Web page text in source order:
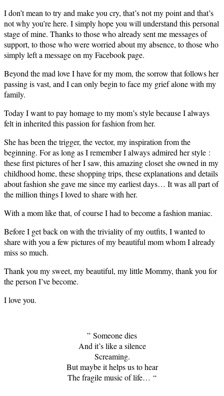
I don’t mean to try and make you cry, that’s not my point and that’s
not why you’re here. I simply hope you will understand this personal
stage of mine. Thanks to those who already sent me messages of
support, to those who were worried about my absence, to those who
simply left a message on my Facebook page.
Beyond the mad love I have for my mom, the sorrow that follows her
passing is vast, and I can only begin to face my grief alone with my
family.
Today I want to pay homage to my mom’s style because I always
felt in inherited this passion for fashion from her.
She has been the trigger, the vector, my inspiration from the
beginning. For as long as I remember I always admired her style :
these first pictures of her I saw, this amazing closet she owned in my
childhood home, these shopping trips, these explanations and details
about fashion she gave me since my earliest days… It was all part of
the million things I loved to share with her.
With a mom like that, of course I had to become a fashion maniac.
Before I get back on with the triviality of my outfits, I wanted to
share with you a few pictures of my beautiful mom whom I already
miss so much.
Thank you my sweet, my beautiful, my little Mommy, thank you for
the person I’ve become.
I love you.
” Someone dies
And it’s like a silence
Screaming.
But maybe it helps us to hear
The fragile music of life… “